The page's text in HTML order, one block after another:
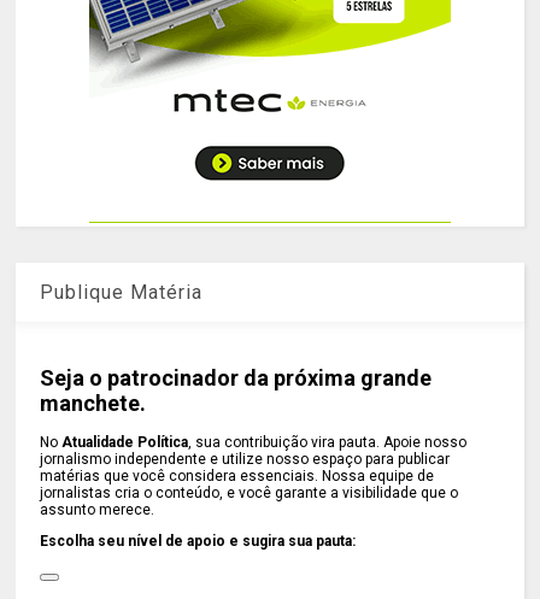
Publique Matéria
Seja o patrocinador da próxima grande
manchete.
NoAtualidade Política, sua contribuição vira pauta. Apoie nosso
jornalismo independente e utilize nosso espaço para publicar
matérias que você considera essenciais. Nossa equipe de
jornalistas cria o conteúdo, e você garante a visibilidade que o
assunto merece.
Escolha seu nível de apoio e sugira sua pauta: